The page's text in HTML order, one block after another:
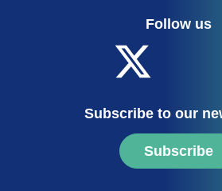
Follow us
Subscribe to our
Subscribe